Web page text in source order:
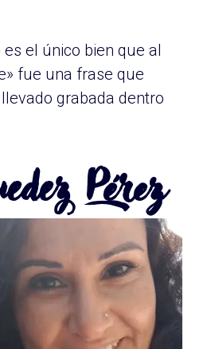
el único bien que al
fue una frase que
grabada dentro
Pérez